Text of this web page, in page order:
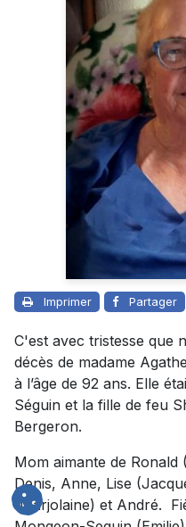
Imprimer Partager
C'est avec tristesse que
décès de madame
à l’âge de 92 ans. Elle
Séguin et la fille de feu
Bergeron.
Mom aimante de Ronald
Denis, Anne, Lise
(Marjolaine) et André.